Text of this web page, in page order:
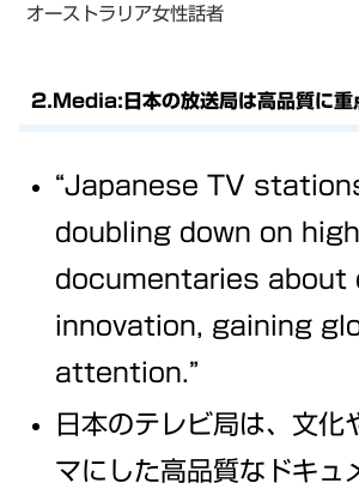
オーストラリア女性話者
2.Media:日本の放送局は高品質に重
“Japanese TV
doubling down on
documentaries about
innovation, gaining
attention.”
日本のテレビ局は、文化
マにした高品質なドキュ